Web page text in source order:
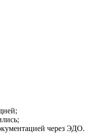
через ЭДО.